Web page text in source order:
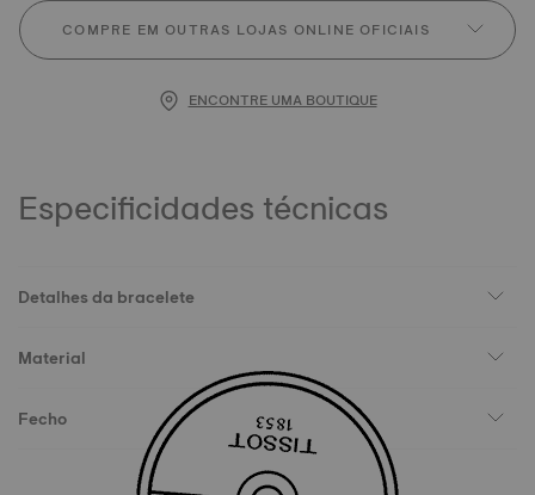
COMPRE EM OUTRAS LOJAS ONLINE OFICIAIS
ENCONTRE UMA BOUTIQUE
Especificidades técnicas
Detalhes da bracelete
Material
Fecho